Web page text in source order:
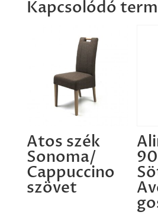
Kapcsolódó
Atos szék
Sonoma/
Cappuccino
szövet